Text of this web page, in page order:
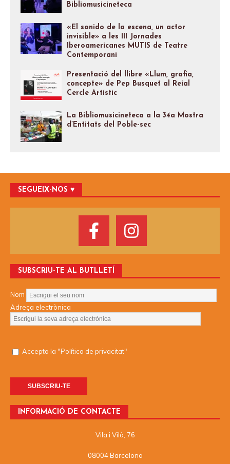
Bibliomusicineteca
«El sonido de la escena, un actor
invisible» a les III Jornades
Iberoamericanes MUTIS de Teatre
Contemporani
Presentació del llibre «Llum, grafia,
concepte» de Pep Busquet al Reial
Cercle Artístic
La Bibliomusicineteca a la 34a Mostra
d’Entitats del Poble-sec
SEGUEIX-NOS ♥️
SUBSCRIU-TE AL BUTLLETÍ
Nom
Adreça electrònica
Accepto la "Política de privacitat"
INFORMACIÓ DE CONTACTE
Vila i Vilà, 76
08004 Barcelona